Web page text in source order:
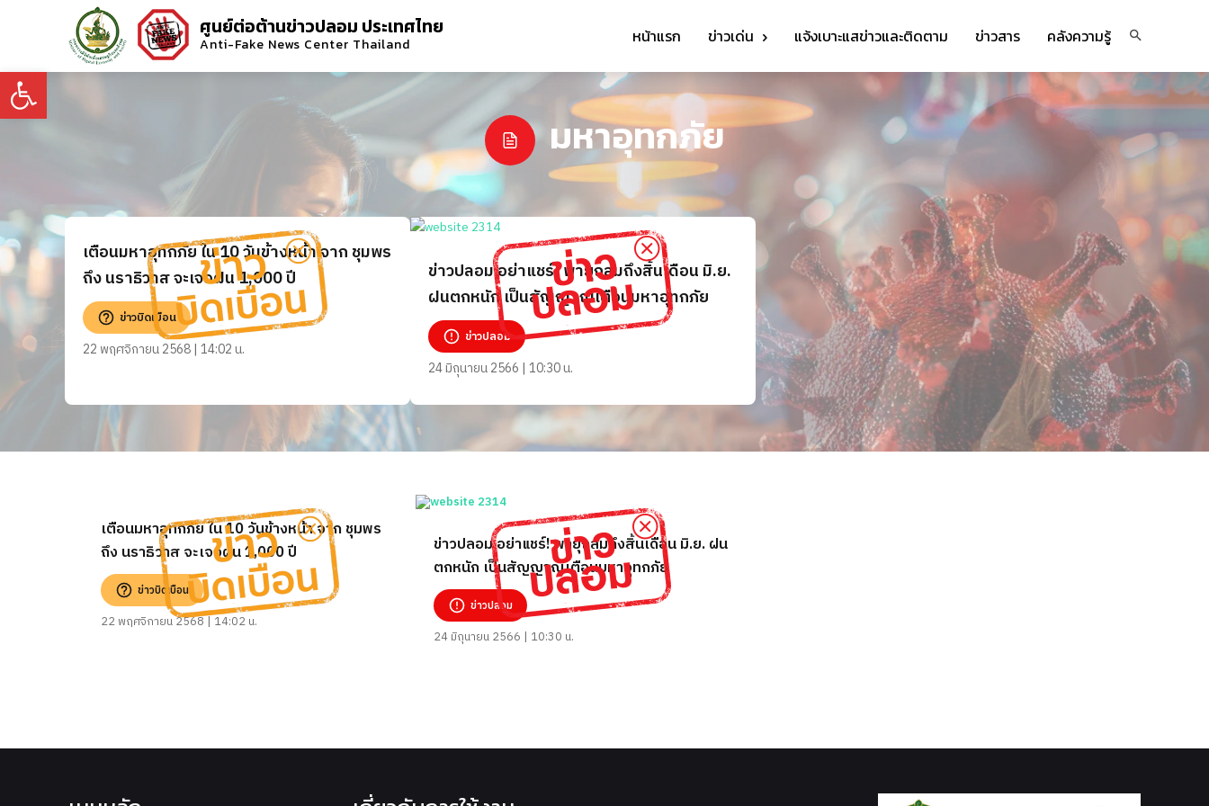
Open toolbar
ศูนย์ต่อต้านข่าวปลอม ประเทศไทย
Anti-Fake News Center Thailand หน้าแรก ข่าวเด่น แจ้งเบาะแสข่าวและติดตาม ข่าวสาร คลังความรู้
มหาอุทกภัย
เตือนมหาอุทกภัย ใน 10 วันข้างหน้า จาก ชุมพร
ถึง นราธิวาส จะเจอฝน 1,000 ปี
ข่าวบิดเบือน
22 พฤศจิกายน 2568 | 14:02 น.
ข่าวปลอม อย่าแชร์! พายุถล่มถึงสิ้นเดือน มิ.ย.
ฝนตกหนัก เป็นสัญญาณเตือนมหาอุทกภัย
ข่าวปลอม
24 มิถุนายน 2566 | 10:30 น.
เตือนมหาอุทกภัย ใน 10 วันข้างหน้า จาก ชุมพร
ถึง นราธิวาส จะเจอฝน 1,000 ปี
ข่าวบิดเบือน
22 พฤศจิกายน 2568 | 14:02 น.
ข่าวปลอม อย่าแชร์! พายุถล่มถึงสิ้นเดือน มิ.ย. ฝน
ตกหนัก เป็นสัญญาณเตือนมหาอุทกภัย
ข่าวปลอม
24 มิถุนายน 2566 | 10:30 น.